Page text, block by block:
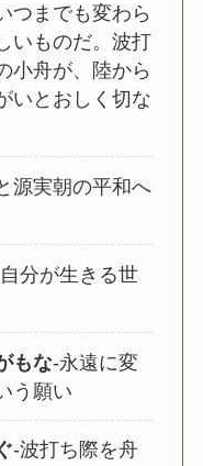
つまでも変わら
いものだ。波打
小舟が、陸から
いとおしく切な
源実朝の平和へ
自分が生きる世
もな‐永遠に変
う願い
‐波打ち際を舟